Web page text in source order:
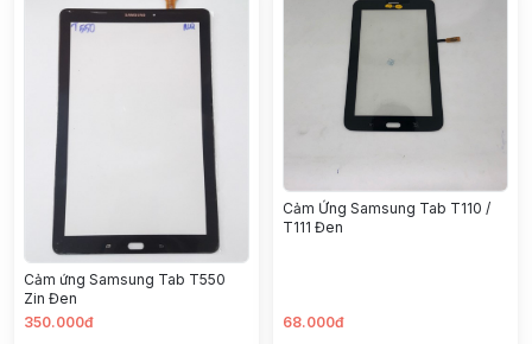
Cảm ứng Samsung Tab T550
Zin Đen
350.000đ
Cảm Ứng Samsung Tab T110 /
T111 Đen
68.000đ